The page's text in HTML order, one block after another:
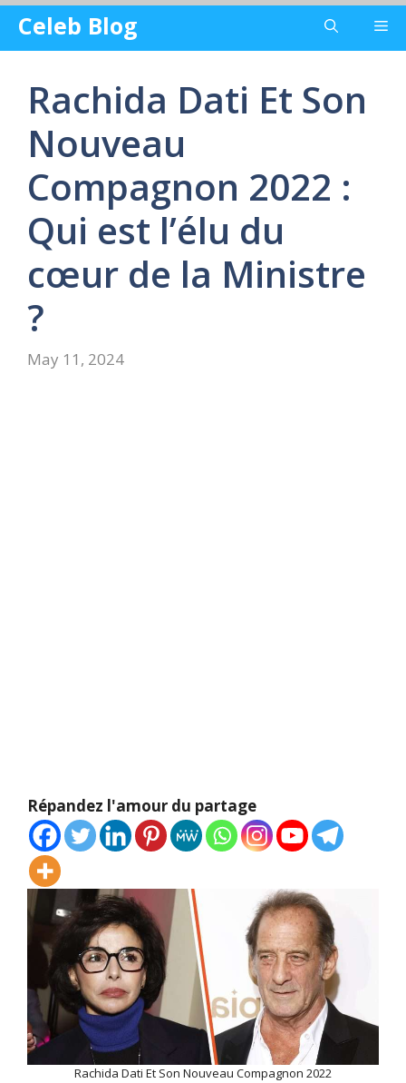
Skip
content
Celeb Blog
Rachida Dati Et Son
Nouveau
Compagnon 2022 :
Qui est l’élu du
cœur de la Ministre
?
May 11, 2024
Répandez l'amour du partage
Rachida Dati Et Son Nouveau Compagnon 2022